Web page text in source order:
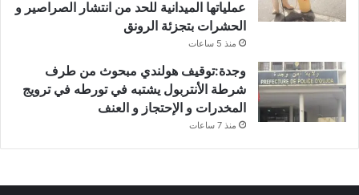
عملياتها الميدانية للحد من انتشار الصراصير و
الحشرات بتجزئة الرونق
منذ 5 ساعات
وجدة:توقيف هولندي مبحوث من طرف
شرطة الأنتربول يشتبه في تورطه في ترويج
المخدرات و الإحتجاز و العنف
منذ 7 ساعات